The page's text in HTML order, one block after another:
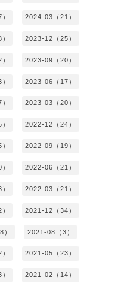
2024-03（21）
2023-12（25）
2023-09（20）
2023-06（17）
2023-03（20）
2022-12（24）
2022-09（19）
2022-06（21）
2022-03（21）
2021-12（34）
2021-08（3）
2021-05（23）
2021-02（14）